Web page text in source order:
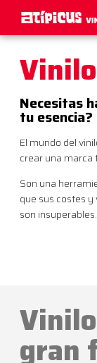
Necesitas
tu esencia?
El mundo del
crear una marca
Son una
que sus costes
son insuperables.
gran